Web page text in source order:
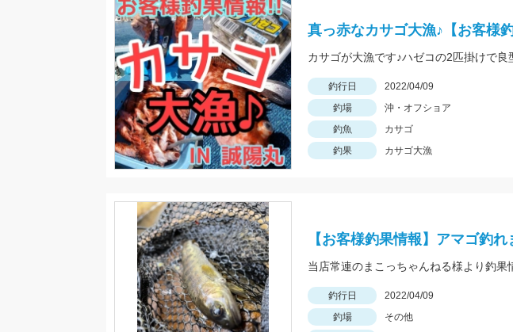
真っ赤なカサゴ大漁♪【お客
カサゴが大漁です♪ハゼコの2匹掛けで
釣行日 2022/04/09
釣場
沖・オフショア
釣魚
カサゴ
釣果
カサゴ大漁
【お客様釣果情報】アマゴ釣れ
釣行日 2022/04/09
釣場
その他